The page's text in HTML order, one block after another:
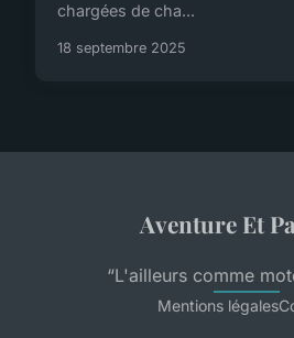
chargées de cha...
18 septembre 2025
Aventure Et
“L'ailleurs comme
Mentions légales